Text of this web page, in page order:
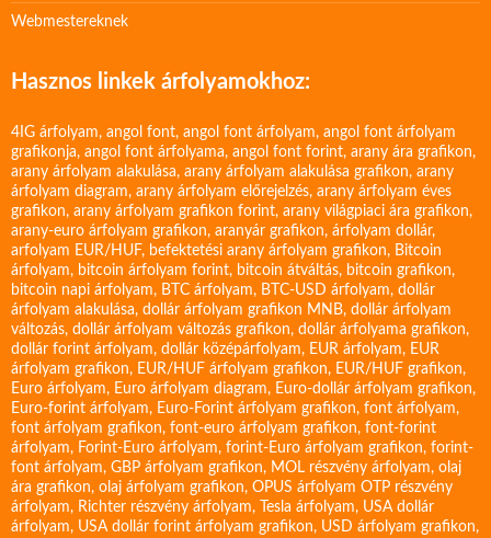
Webmestereknek
Hasznos linkek árfolyamokhoz:
4IG árfolyam, angol font, angol font árfolyam, angol font árfolyam
grafikonja, angol font árfolyama, angol font forint, arany ára grafikon,
arany árfolyam alakulása, arany árfolyam alakulása grafikon, arany
árfolyam diagram, arany árfolyam előrejelzés, arany árfolyam éves
grafikon, arany árfolyam grafikon forint, arany világpiaci ára grafikon,
arany-euro árfolyam grafikon, aranyár grafikon, árfolyam dollár,
arfolyam EUR/HUF, befektetési arany árfolyam grafikon, Bitcoin
árfolyam, bitcoin árfolyam forint, bitcoin átváltás, bitcoin grafikon,
bitcoin napi árfolyam, BTC árfolyam, BTC-USD árfolyam, dollár
árfolyam alakulása, dollár árfolyam grafikon MNB, dollár árfolyam
változás, dollár árfolyam változás grafikon, dollár árfolyama grafikon,
dollár forint árfolyam, dollár középárfolyam, EUR árfolyam, EUR
árfolyam grafikon, EUR/HUF árfolyam grafikon, EUR/HUF grafikon,
Euro árfolyam, Euro árfolyam diagram, Euro-dollár árfolyam grafikon,
Euro-forint árfolyam, Euro-Forint árfolyam grafikon, font árfolyam,
font árfolyam grafikon, font-euro árfolyam grafikon, font-forint
árfolyam, Forint-Euro árfolyam, forint-Euro árfolyam grafikon, forint-
font árfolyam, GBP árfolyam grafikon, MOL részvény árfolyam, olaj
ára grafikon, olaj árfolyam grafikon, OPUS árfolyam OTP részvény
árfolyam, Richter részvény árfolyam, Tesla árfolyam, USA dollár
árfolyam, USA dollár forint árfolyam grafikon, USD árfolyam grafikon,